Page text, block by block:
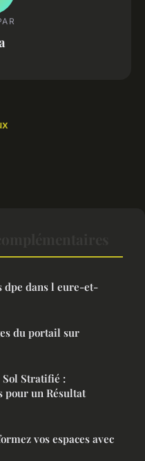
dpe dans l eure-et-
du portail sur
Sol Stratifié :
pour un Résultat
vos espaces avec